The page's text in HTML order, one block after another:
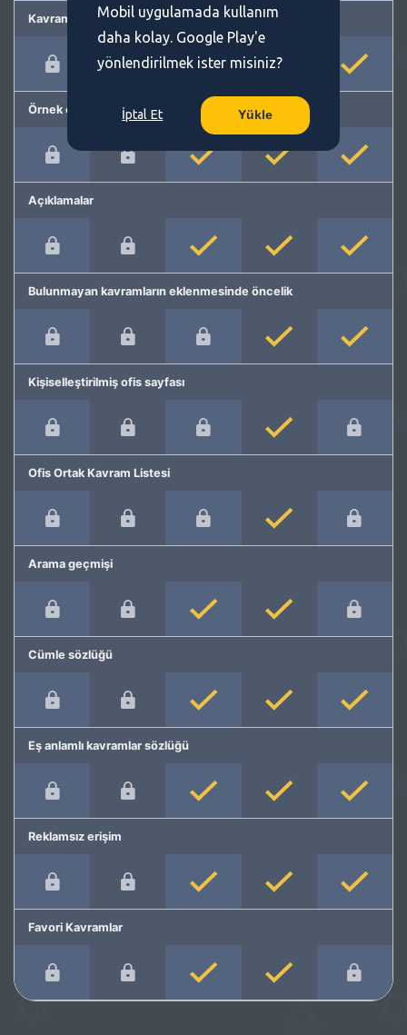
Kavram önerme
Örnek cümleler
Açıklamalar
Bulunmayan kavramların eklenmesinde öncelik
Kişiselleştirilmiş ofis sayfası
Ofis Ortak Kavram Listesi
Arama geçmişi
Cümle sözlüğü
Eş anlamlı kavramlar sözlüğü
Reklamsız erişim
Favori Kavramlar
Mobil uygulamada kullanım
daha kolay. Google Play'e
yönlendirilmek ister misiniz?
İptal Et Yükle